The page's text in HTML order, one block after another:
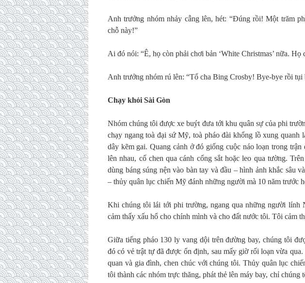
Anh trưởng nhóm nhảy cẫng lên, hét: “Đúng rồi! Một trăm
chỗ này!”
Ai đó nói: “Ê, họ còn phải chơi bản ‘White Christmas’ nữa. Họ
Anh trưởng nhóm rú lên: “Tổ cha Bing Crosby! Bye-bye rồi tụi
Chạy khỏi Sài Gòn
Nhóm chúng tôi được xe buýt đưa tới khu quân sự của phi
chạy ngang toà đại sứ Mỹ, toà pháo đài khổng lồ xung quanh
dây kẽm gai. Quang cảnh ở đó giống cuộc náo loạn trong
lên nhau, cố chen qua cánh cổng sắt hoặc leo qua tường.
dùng báng súng nện vào bàn tay và đầu – hình ảnh khắc sâu
– thủy quân lục chiến Mỹ đánh những người mà 10 năm trước
Khi chúng tôi lái tới phi trường, ngang qua những người lính
cảm thấy xấu hổ cho chính mình và cho đất nước tôi. Tôi cảm
Giữa tiếng pháo 130 ly vang dội trên đường bay, chúng tôi
đó có vẻ trật tự đã được ổn định, sau mấy giờ rối loạn vừa
quan và gia đình, chen chúc với chúng tôi. Thủy quân lục
tôi thành các nhóm trực thăng, phát thẻ lên máy bay, chỉ chúng